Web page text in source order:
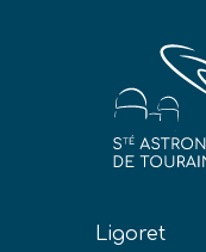
Ligoret